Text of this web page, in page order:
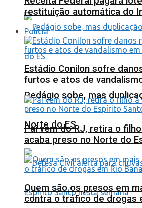
Pedágio sobe, mas
Norte do ES
restituição automática do
Polícia
Estádio Conilon sofre
furtos e atos de
Pai vem do RJ, retira o
acaba preso no Norte do
Quem são os presos em
contra o tráfico de drogas